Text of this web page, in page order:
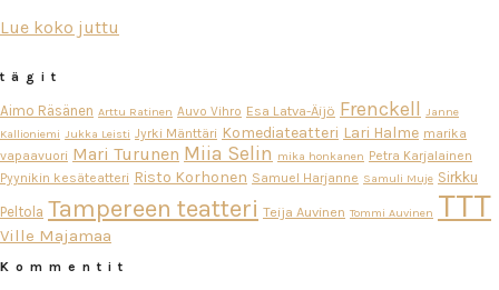
Lue koko juttu
tägit
Aimo Räsänen Arttu Ratinen Auvo Vihro Esa Latva-Äijö Frenckell Janne
Kallioniemi Jukka Leisti Jyrki Mänttäri Komediateatteri Lari Halme marika
vapaavuori Mari Turunen Miia Selin mika honkanen Petra Karjalainen
Pyynikin kesäteatteri Risto Korhonen Samuel Harjanne Samuli Muje Sirkku
Peltola Tampereen teatteri Teija Auvinen Tommi Auvinen TTT
Ville Majamaa
Kommentit